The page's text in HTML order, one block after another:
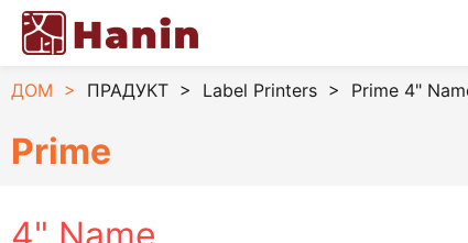
ДОМ > ПРАДУКТ > Label Printers > Prime 4"
Prime